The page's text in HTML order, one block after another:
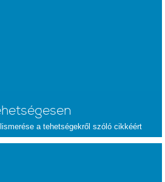
a tehetségekről szóló cikkéért